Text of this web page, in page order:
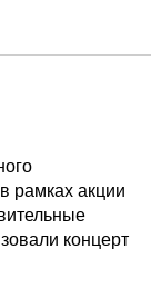
рамках акции
концерт